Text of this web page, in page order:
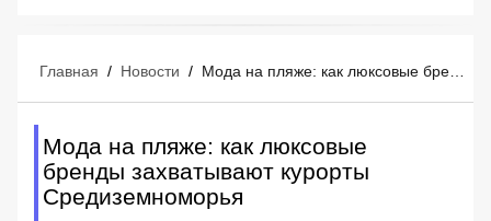
Главная / Новости / Мода на пляже: как люксовые бренды захватывают курорты Средиземноморья
Мода на пляже: как люксовые
бренды захватывают курорты
Средиземноморья